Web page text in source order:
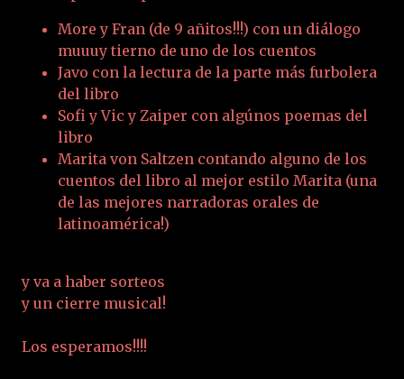
More y Fran (de 9 añitos!!!) con un diálogo
muuuy tierno de uno de los cuentos
Javo con la lectura de la parte más furbolera
del libro
Sofi y Vic y Zaiper con algúnos poemas del
libro
Marita von Saltzen contando alguno de los
cuentos del libro al mejor estilo Marita (una
de las mejores narradoras orales de
latinoamérica!)
y va a haber sorteos
y un cierre musical!
Los esperamos!!!!